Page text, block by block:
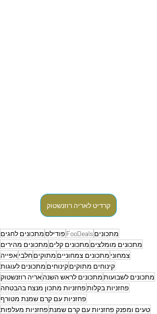
קרדיט לאריה רוזנשטוק
מתכונים FooDeals פודילסמתכונים לחגים
מתכונים מומלצים מתכונים קלים מתכונים מהירים
צמחוני מתכונים צמחוניים מתוקיםחלביאפייה
קינוחים מתוקיםקינוחים מתכונים לעוגות
מתכונים לשבועותמתכונים לראש השנהאריה רוזנשטוק
פחזניות בקלותפחזניות מתכון מנצח בהבטחה
פחזניות עם קרם שמנת מטורף
טעים ומפנק פחזניות עם קרם שמנתפחזניות מעלפות